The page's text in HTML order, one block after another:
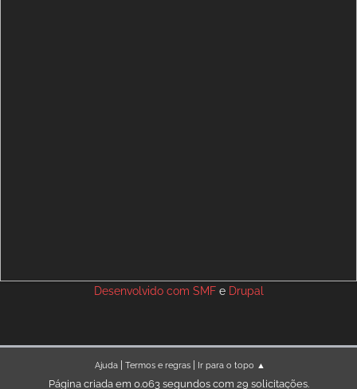
Desenvolvido com SMFe Drupal
Ajuda| Termos e regras| Ir para o topo ▲
Página criada em 0.063 segundos com 29 solicitações.